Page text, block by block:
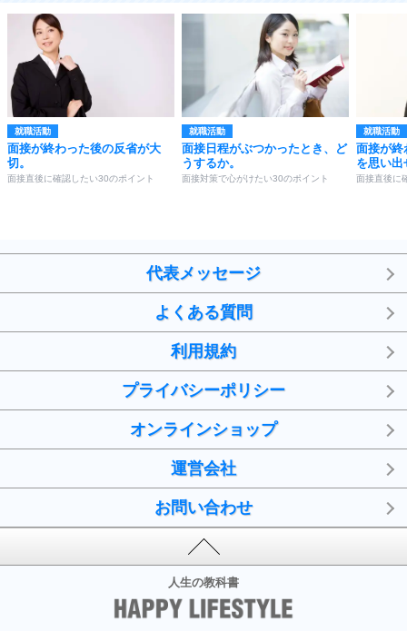
就職活動
面接が終わった後の反省が大
切。
面接直後に確認したい30のポイント
就職活動
面接日程がぶつかったとき、ど
うするか。
面接対策で心がけたい30のポイント
就職活動
面接が終
を思い出
面接直後に
代表メッセージ
よくある質問
利用規約
プライバシーポリシー
オンラインショップ
運営会社
お問い合わせ
人生の教科書